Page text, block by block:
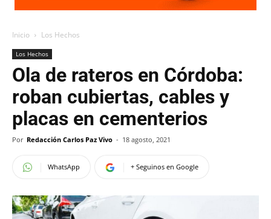
Inicio Los Hechos
Los Hechos
Ola de rateros en Córdoba:
roban cubiertas, cables y
placas en cementerios
Por Redacción Carlos Paz Vivo - 18 agosto, 2021
WhatsApp + Seguinos en Google